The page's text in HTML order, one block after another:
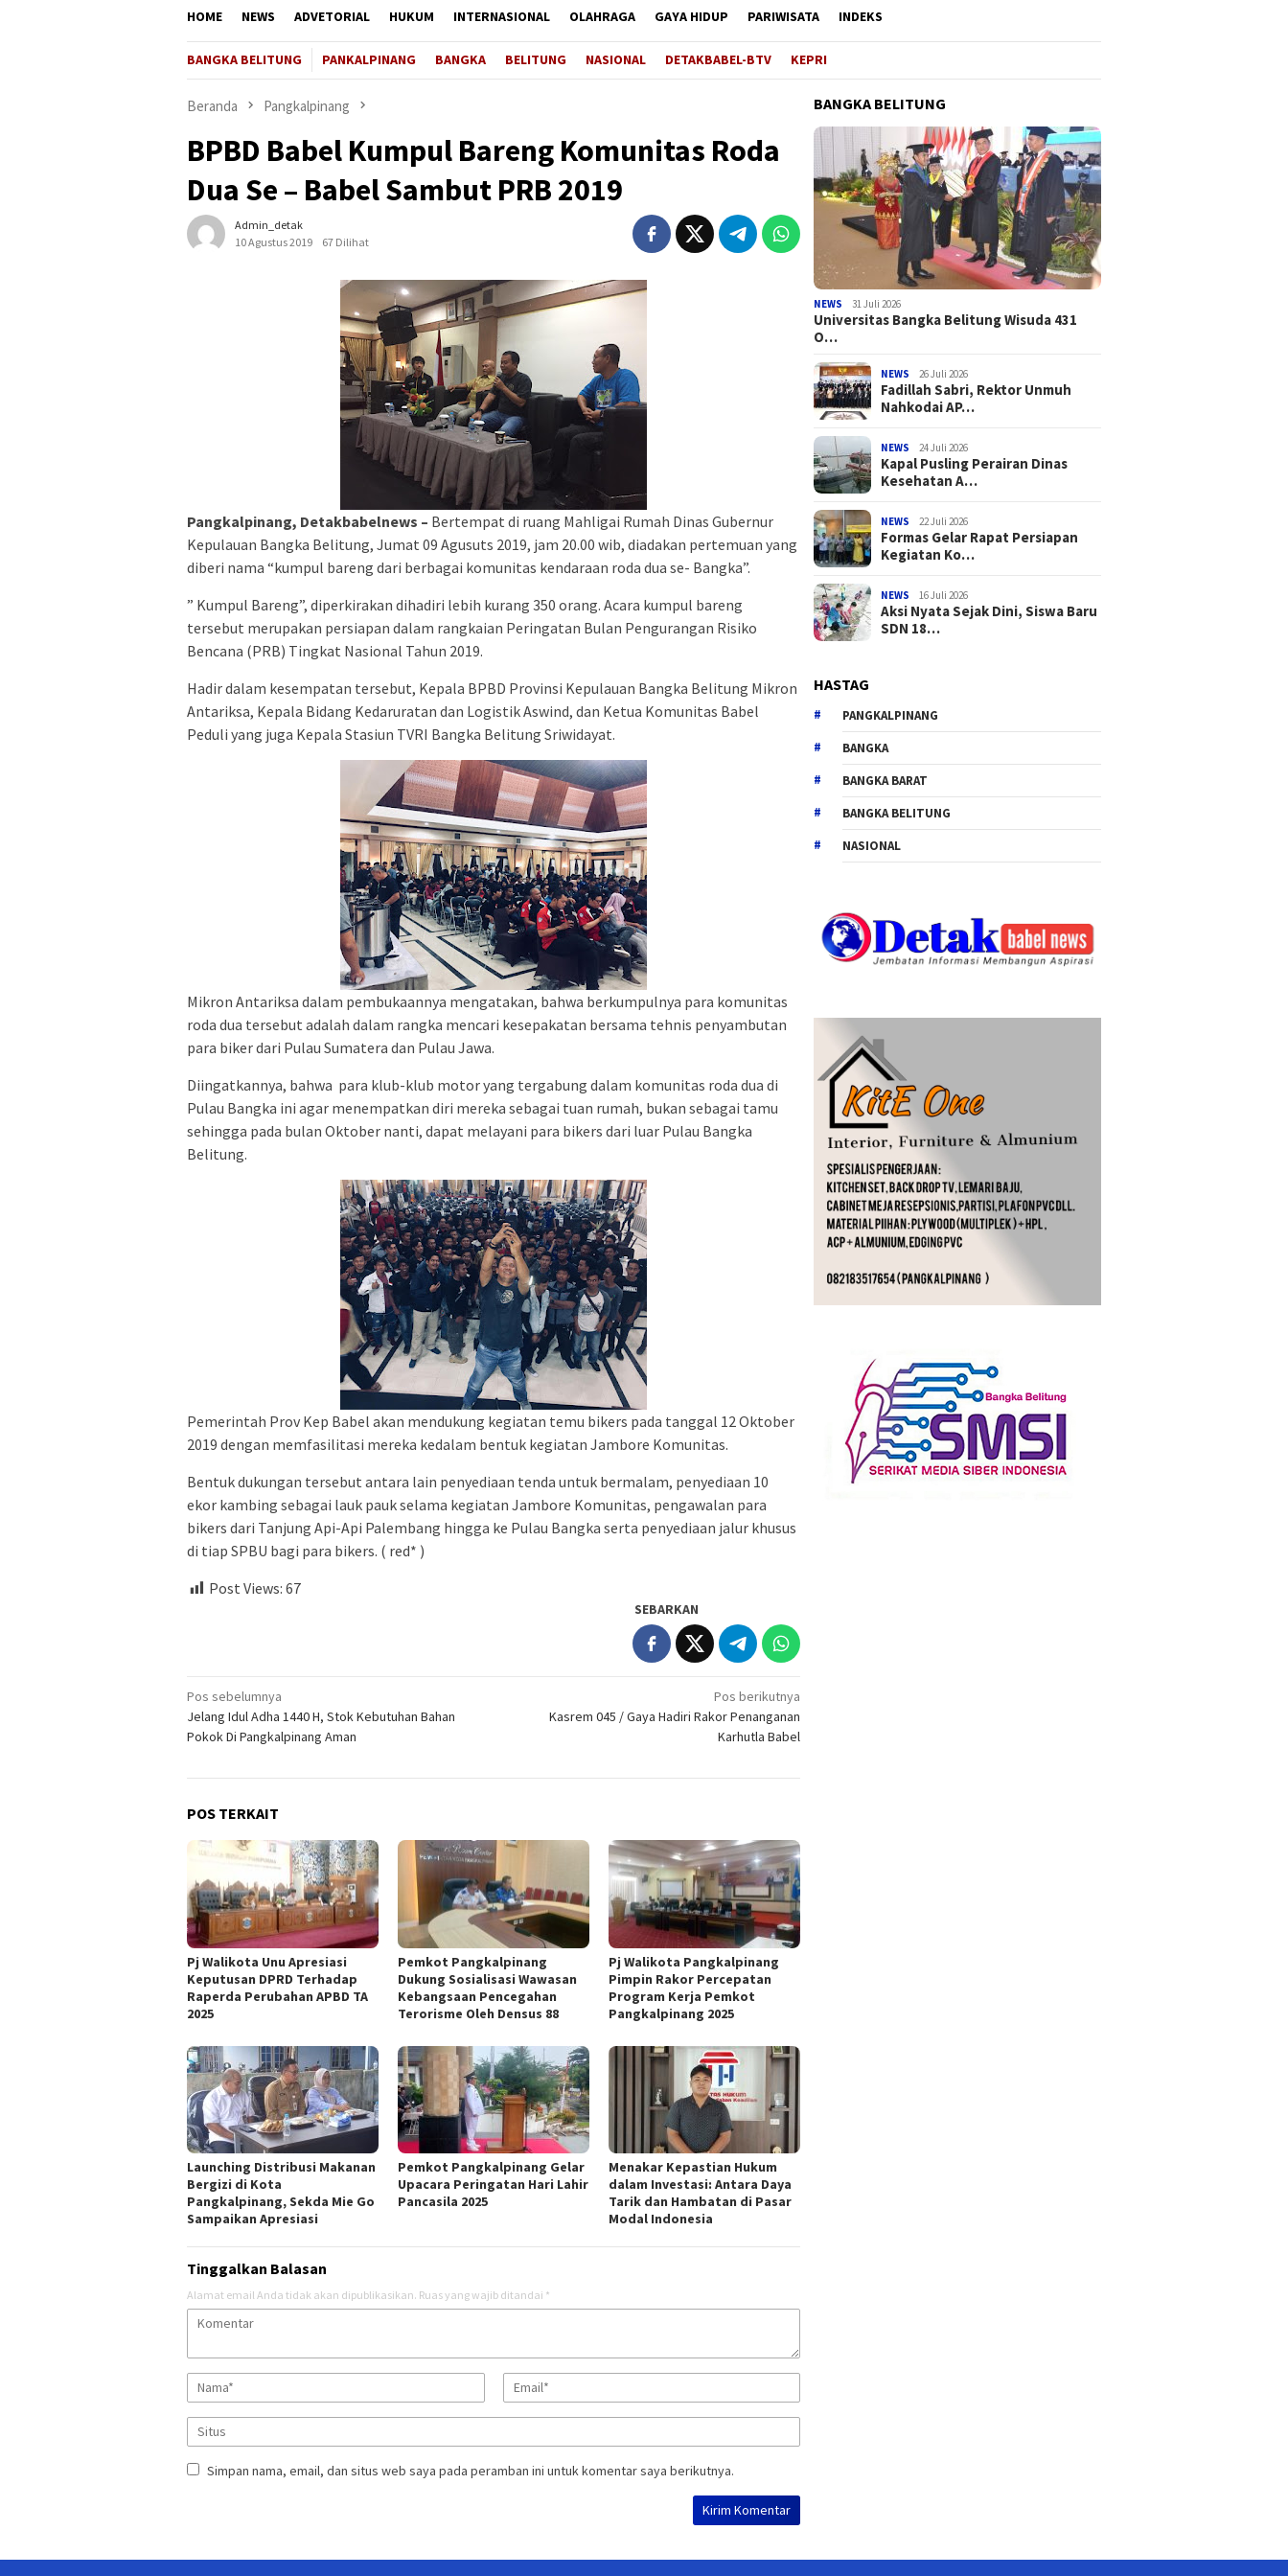
HOME NEWS ADVETORIAL HUKUM INTERNASIONAL OLAHRAGA GAYA HIDUP PARIWISATA INDEKS
BANGKA BELITUNG PANKALPINANG BANGKA BELITUNG NASIONAL DETAKBABEL-BTV KEPRI
Beranda Pangkalpinang
BPBD Babel Kumpul Bareng Komunitas Roda
Dua Se – Babel Sambut PRB 2019
Admin_detak
10 Agustus 2019
67 Dilihat
Pangkalpinang, Detakbabelnews – Bertempat di ruang Mahligai Rumah Dinas Gubernur
Kepulauan Bangka Belitung, Jumat 09 Agusuts 2019, jam 20.00 wib, diadakan pertemuan yang
diberi nama “kumpul bareng dari berbagai komunitas kendaraan roda dua se- Bangka”.
” Kumpul Bareng”, diperkirakan dihadiri lebih kurang 350 orang. Acara kumpul bareng
tersebut merupakan persiapan dalam rangkaian Peringatan Bulan Pengurangan Risiko
Bencana (PRB) Tingkat Nasional Tahun 2019.
Hadir dalam kesempatan tersebut, Kepala BPBD Provinsi Kepulauan Bangka Belitung Mikron
Antariksa, Kepala Bidang Kedaruratan dan Logistik Aswind, dan Ketua Komunitas Babel
Peduli yang juga Kepala Stasiun TVRI Bangka Belitung Sriwidayat.
Mikron Antariksa dalam pembukaannya mengatakan, bahwa berkumpulnya para komunitas
roda dua tersebut adalah dalam rangka mencari kesepakatan bersama tehnis penyambutan
para biker dari Pulau Sumatera dan Pulau Jawa.
Diingatkannya, bahwa para klub-klub motor yang tergabung dalam komunitas roda dua di
Pulau Bangka ini agar menempatkan diri mereka sebagai tuan rumah, bukan sebagai tamu
sehingga pada bulan Oktober nanti, dapat melayani para bikers dari luar Pulau Bangka
Belitung.
Pemerintah Prov Kep Babel akan mendukung kegiatan temu bikers pada tanggal 12 Oktober
2019 dengan memfasilitasi mereka kedalam bentuk kegiatan Jambore Komunitas.
Bentuk dukungan tersebut antara lain penyediaan tenda untuk bermalam, penyediaan 10
ekor kambing sebagai lauk pauk selama kegiatan Jambore Komunitas, pengawalan para
bikers dari Tanjung Api-Api Palembang hingga ke Pulau Bangka serta penyediaan jalur khusus
di tiap SPBU bagi para bikers. ( red* )
Post Views: 67
SEBARKAN
Navigasi
pos
Pos sebelumnya
Jelang Idul Adha 1440 H, Stok Kebutuhan Bahan
Pokok Di Pangkalpinang Aman
Pos berikutnya
Kasrem 045 / Gaya Hadiri Rakor Penanganan
Karhutla Babel
POS TERKAIT
Pj Walikota Unu Apresiasi
Keputusan DPRD Terhadap
Raperda Perubahan APBD TA
2025
Pemkot Pangkalpinang
Dukung Sosialisasi Wawasan
Kebangsaan Pencegahan
Terorisme Oleh Densus 88
Pj Walikota Pangkalpinang
Pimpin Rakor Percepatan
Program Kerja Pemkot
Pangkalpinang 2025
Launching Distribusi Makanan
Bergizi di Kota
Pangkalpinang, Sekda Mie Go
Sampaikan Apresiasi
Pemkot Pangkalpinang Gelar
Upacara Peringatan Hari Lahir
Pancasila 2025
Menakar Kepastian Hukum
dalam Investasi: Antara Daya
Tarik dan Hambatan di Pasar
Modal Indonesia
Tinggalkan Balasan
Alamat email Anda tidak akan dipublikasikan. Ruas yang wajib ditandai *
Simpan nama, email, dan situs web saya pada peramban ini untuk komentar saya berikutnya.
BANGKA BELITUNG
NEWS 31 Juli 2026
Universitas Bangka Belitung Wisuda 431
O…
NEWS 26 Juli 2026
Fadillah Sabri, Rektor Unmuh
Nahkodai AP…
NEWS 24 Juli 2026
Kapal Pusling Perairan Dinas
Kesehatan A…
NEWS 22 Juli 2026
Formas Gelar Rapat Persiapan
Kegiatan Ko…
NEWS 16 Juli 2026
Aksi Nyata Sejak Dini, Siswa Baru
SDN 18…
HASTAG
PANGKALPINANG
BANGKA
BANGKA BARAT
BANGKA BELITUNG
NASIONAL